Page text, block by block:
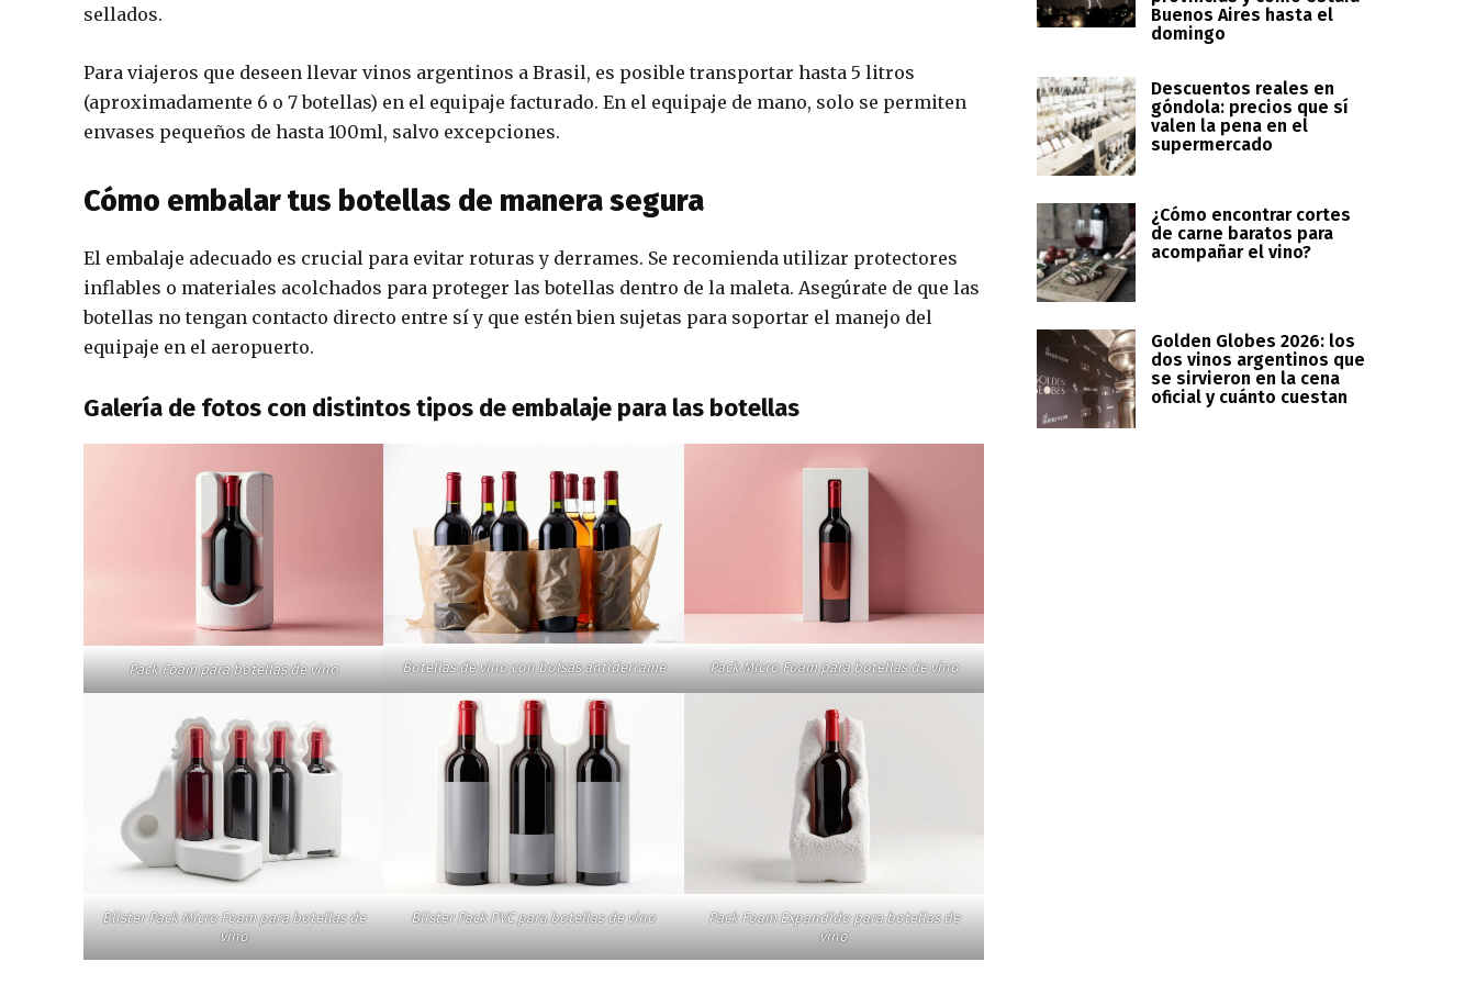
sellados.
Para viajeros que deseen llevar vinos argentinos a Brasil, es posible transportar hasta 5 litros
(aproximadamente 6 o 7 botellas) en el equipaje facturado. En el equipaje de mano, solo se permiten
envases pequeños de hasta 100ml, salvo excepciones.
Cómo embalar tus botellas de manera segura
El embalaje adecuado es crucial para evitar roturas y derrames. Se recomienda utilizar protectores
inflables o materiales acolchados para proteger las botellas dentro de la maleta. Asegúrate de que las
botellas no tengan contacto directo entre sí y que estén bien sujetas para soportar el manejo del
equipaje en el aeropuerto.
Galería de fotos con distintos tipos de embalaje para las botellas
Pack Foam para botellas de vino Botellas de vino con bolsas antiderrame Pack Micro Foam para botellas de vino
Blister Pack Micro Foam para botellas de
vino
Blister Pack PVC para botellas de vino
Pack Foam Expandido para botellas de
vino
Buenos Aires hasta el
domingo
Descuentos reales en
góndola: precios que sí
valen la pena en el
supermercado
¿Cómo encontrar cortes
de carne baratos para
acompañar el vino?
Golden Globes 2026: los
dos vinos argentinos que
se sirvieron en la cena
oficial y cuánto cuestan